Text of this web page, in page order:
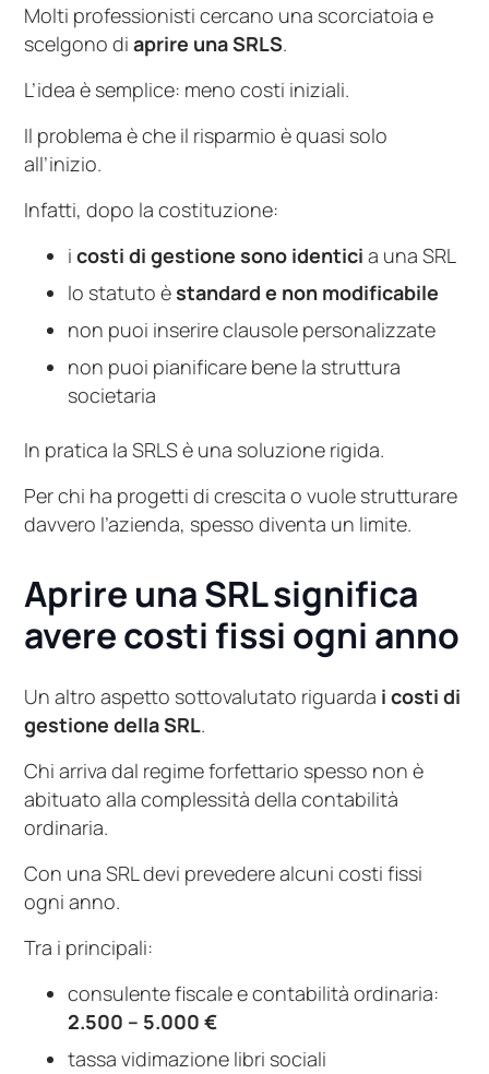
Molti professionisti cercano una scorciatoia e
scelgono diaprire una SRLS.
L’idea è semplice: meno costi iniziali.
Il problema è che il risparmio è quasi solo
all’inizio.
Infatti, dopo la costituzione:
icosti di gestione sono identici a una SRL
lo statuto èstandard e non modificabile
non puoi inserire clausole personalizzate
non puoi pianificare bene la struttura
societaria
In pratica la SRLS è una soluzione rigida.
Per chi ha progetti di crescita o vuole strutturare
davvero l’azienda, spesso diventa un limite.
Aprire una SRL significa
avere costi fissi ogni anno
Un altro aspetto sottovalutato riguarda i costi di
gestione della SRL.
Chi arriva dal regime forfettario spesso non è
abituato alla complessità della contabilità
ordinaria.
Con una SRL devi prevedere alcuni costi fissi
ogni anno.
Tra i principali:
consulente fiscale e contabilità ordinaria:
2.500 – 5.000 €
tassa vidimazione libri sociali